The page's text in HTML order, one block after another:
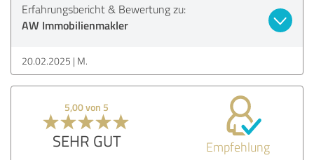
Erfahrungsbericht & Bewertung zu:
AW Immobilienmakler
20.02.2025 M.
5,00 von 5
SEHR GUT Empfehlung